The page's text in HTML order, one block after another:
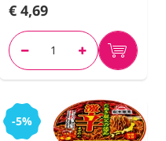
€ 4,69
-5%